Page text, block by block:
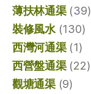
薄扶林通渠(39)
裝修風水(130)
西灣河通渠(1)
西營盤通渠(22)
觀塘通渠(9)